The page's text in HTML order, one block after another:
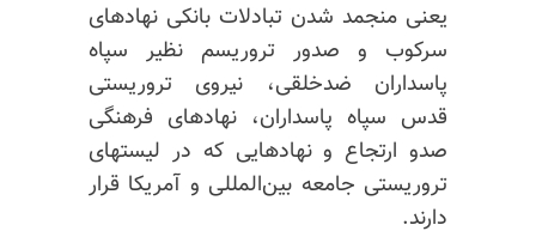
یعنی منجمد شدن تبادلات بانکی نهادهای
سرکوب و صدور تروریسم نظیر سپاه
پاسداران ضدخلقی، نیروی تروریستی
قدس سپاه پاسداران، نهادهای فرهنگی
صدو ارتجاع و نهادهایی که در لیستهای
تروریستی جامعه بین‌المللی و آمریکا قرار
دارند.